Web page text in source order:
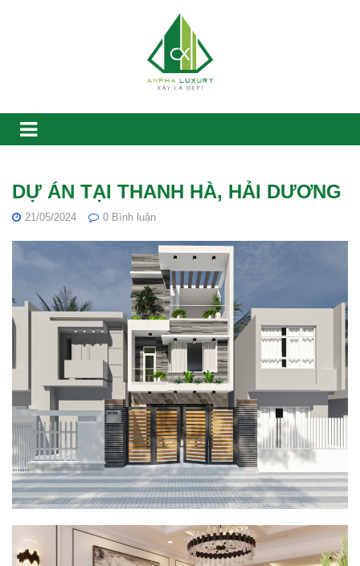
DỰ ÁN TẠI THANH HÀ, HẢI DƯƠNG
21/05/2024 0 Bình luận